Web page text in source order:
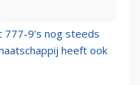
777-9’s nog steeds
heeft ook